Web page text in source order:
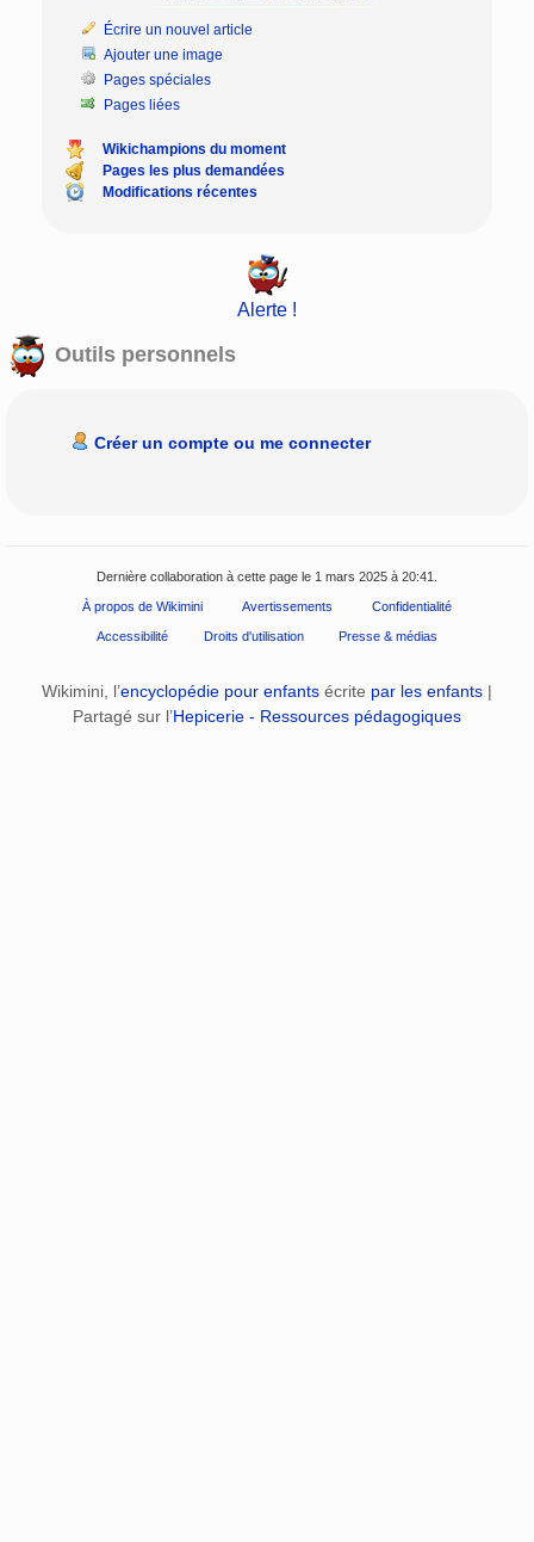
Écrire un nouvel article
Ajouter une image
Pages spéciales
Pages liées
Wikichampions du moment
Pages les plus demandées
Modifications récentes
Alerte !
Outils personnels
Créer un compte ou me connecter
Dernière collaboration à cette page le 1 mars 2025 à 20:41.
À propos de Wikimini Avertissements Confidentialité
Accessibilité Droits d'utilisation Presse & médias
Wikimini, l’encyclopédie pour enfants écrite par les enfants |
Partagé sur l’Hepicerie - Ressources pédagogiques